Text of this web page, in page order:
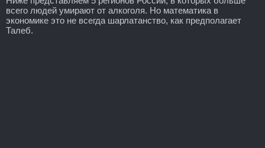
всего людей умирают от алкоголя. Но математика в
экономике это не всегда шарлатанство, как предполагает
Талеб.